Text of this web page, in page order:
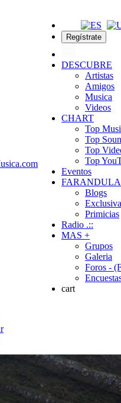
Regístrate
DESCUBRE
Artistas
Amigos
Musica
Videos
CHART
Top
Top
Top
Top
Eventos
FARANDULA
Blogs
Primicias
Radio .::
MAS +
Grupos
Galeria
Foros -
cart